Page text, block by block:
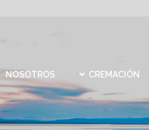
NOSOTROS CREMACIÓN